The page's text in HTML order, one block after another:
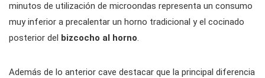
minutos de utilización de microondas representa un consumo
muy inferior a precalentar un horno tradicional y el cocinado
posterior del bizcocho al horno.
Además de lo anterior cave destacar que la principal diferencia